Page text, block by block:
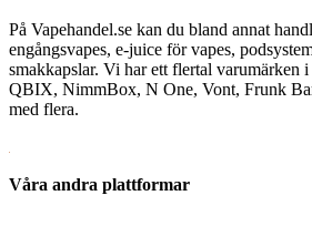
På Vapehandel.se kan du bland annat
engångsvapes, e-juice för vapes,
smakkapslar. Vi har ett flertal varumärken i
QBIX, NimmBox, N One, Vont, Frunk
med flera.
Våra andra plattformar